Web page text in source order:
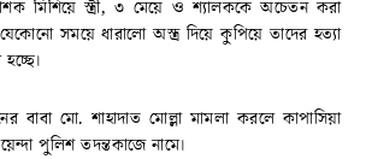
মিশিয়ে স্ত্রী, ৩ মেয়ে ও শ্যালককে অচেতন করা
সময়ে ধারালো অস্ত্র দিয়ে কুপিয়ে তাদের হত্যা
বাবা মো. শাহাদাত মোল্লা মামলা করলে কাপাসিয়া
পুলিশ তদন্তকাজে নামে।